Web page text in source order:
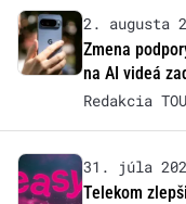
2. augusta
Zmena
na AI videá
Redakcia
31. júla
Telekom